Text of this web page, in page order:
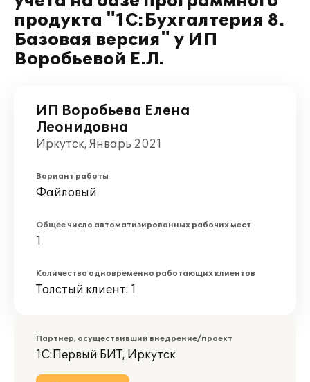
продукта "1С:Бухгалтерия 8.
Базовая версия" у ИП
Воробьевой Е.Л.
ИП Воробьева Елена
Леонидовна
Иркутск, Январь 2021
Вариант работы
Файловый
Общее число автоматизированных рабочих мест
1
Количество одновременно работающих клиентов
Толстый клиент: 1
Партнер, осуществивший внедрение/проект
1С:Первый БИТ, Иркутск